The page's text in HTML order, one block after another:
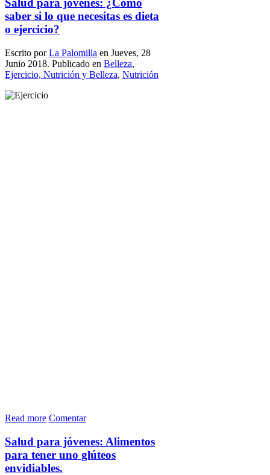
Salud para jóvenes: ¿Cómo
saber si lo que necesitas es dieta
o ejercicio?
Escrito porLa Palomilla en Jueves, 28
Junio 2018. Publicado en Belleza,
Ejercicio, Nutrición y Belleza, Nutrición
Read more Comentar
Salud para jóvenes: Alimentos
para tener uno glúteos
envidiables.